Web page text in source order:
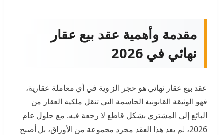
مقدمة وأهمية عقد بيع عقار
نهائي في 2026
عقد بيع عقار نهائي هو حجر الزاوية في أي معاملة عقارية،
فهو الوثيقة القانونية الحاسمة التي تنقل ملكية العقار من
البائع إلى المشتري بشكل قاطع لا رجعة فيه. مع حلول عام
2026، لم يعد هذا العقد مجرد مجموعة من الأوراق، بل أصبح